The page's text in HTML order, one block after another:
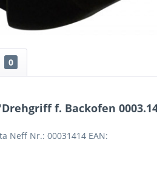
0
f. Backofen
Neff Nr.: 00031414 EAN: